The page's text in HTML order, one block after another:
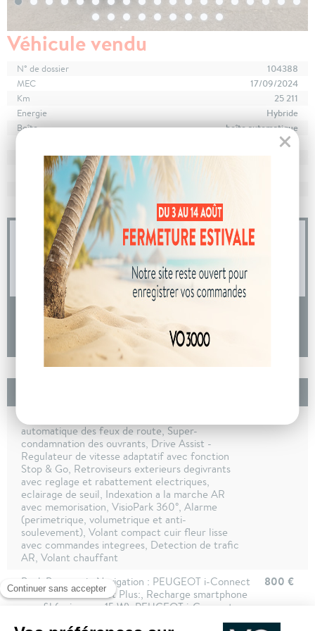
Véhicule vendu
N° de dossier
104388
MEC
17/09/2024
Km
25 211
Energie
Hybride
Boîte
boîte automatique
7 cv
Couleur
avec WLTP
04 73 14 64 14
(Prix d'un appel local)
DEMANDE D'INFORMATIONS
automatique des feux de route, Super-
condamnation des ouvrants, Drive Assist -
Regulateur de vitesse adaptatif avec fonction
Stop & Go, Retroviseurs exterieurs degivrants
avec reglage et rabattement electriques,
eclairage de seuil, Indexation a la marche AR
avec memorisation, VisioPark 360°, Alarme
(perimetrique, volumetrique et anti-
soulevement), Volant compact cuir fleur lisse
avec commandes integrees, Detection de trafic
AR, Volant chauffant
Pack Panoramic Navigation : PEUGEOT i-Connect
Advanced - Connect Plus:, Recharge smartphone
sans fil (puissance 15 W), PEUGEOT i-Connect
Advanced, PEUGEOT i-Cockpit panoramique avec
800 €